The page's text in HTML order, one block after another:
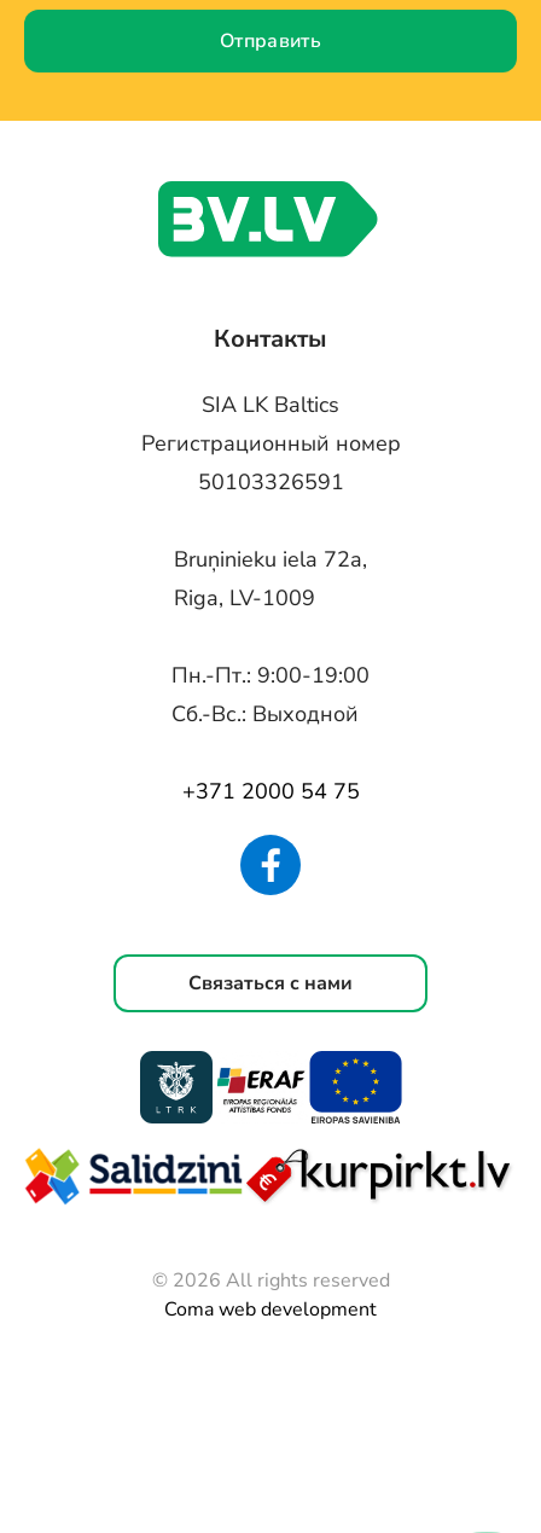
Отправить
Контакты
SIA LK Baltics
Регистрационный номер
50103326591
Bruņinieku iela 72a,
Riga, LV-1009
Пн.-Пт.: 9:00-19:00
Сб.-Вс.: Выходной
+371 2000 54 75
Связаться с нами
© 2026 All rights reserved
Coma web development